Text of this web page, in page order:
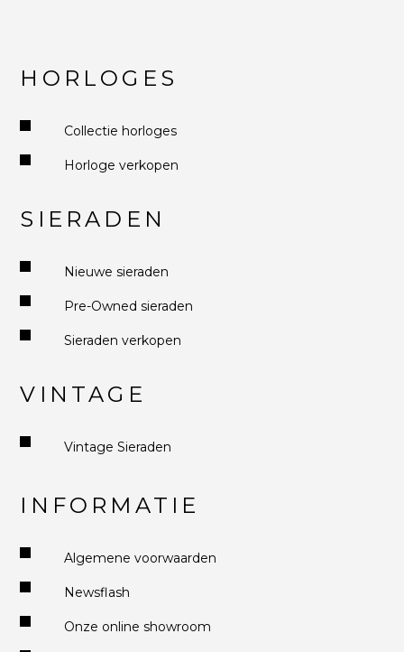
HORLOGES
Collectie horloges
Horloge verkopen
SIERADEN
Nieuwe sieraden
Pre-Owned sieraden
Sieraden verkopen
VINTAGE
Vintage Sieraden
INFORMATIE
Algemene voorwaarden
Newsflash
Onze online showroom